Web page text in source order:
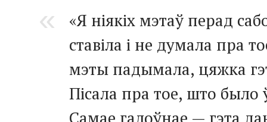
«Я ніякіх мэтаў перад
ставіла і не думала пра
мэты падымала, цяжка
Пісала пра тое, што было
Самае галоўнае — гэта